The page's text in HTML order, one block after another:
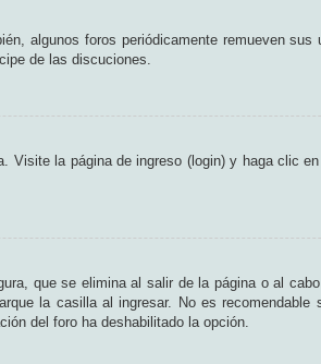
algunos foros periódicamente remueven
de las discuciones.
Visite la página de ingreso (login) y haga clic en
que se elimina al salir de la página o al
la casilla al ingresar. No es
del foro ha deshabilitado la opción.